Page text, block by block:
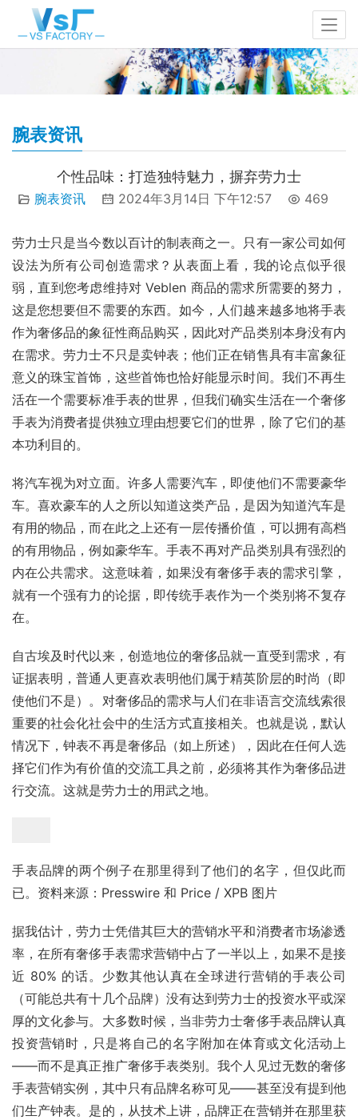
腕表资讯
个性品味：打造独特魅力，摒弃劳力士
腕表资讯 2024年3月14日 下午12:57 469
劳力士只是当今数以百计的制表商之一。只有一家公司如何
设法为所有公司创造需求？从表面上看，我的论点似乎很
弱，直到您考虑维持对 Veblen 商品的需求所需要的努力，
这是您想要但不需要的东西。如今，人们越来越多地将手表
作为奢侈品的象征性商品购买，因此对产品类别本身没有内
在需求。劳力士不只是卖钟表；他们正在销售具有丰富象征
意义的珠宝首饰，这些首饰也恰好能显示时间。我们不再生
活在一个需要标准手表的世界，但我们确实生活在一个奢侈
手表为消费者提供独立理由想要它们的世界，除了它们的基
本功利目的。
将汽车视为对立面。许多人需要汽车，即使他们不需要豪华
车。喜欢豪车的人之所以知道这类产品，是因为知道汽车是
有用的物品，而在此之上还有一层传播价值，可以拥有高档
的有用物品，例如豪华车。手表不再对产品类别具有强烈的
内在公共需求。这意味着，如果没有奢侈手表的需求引擎，
就有一个强有力的论据，即传统手表作为一个类别将不复存
在。
自古埃及时代以来，创造地位的奢侈品就一直受到需求，有
证据表明，普通人更喜欢表明他们属于精英阶层的时尚（即
使他们不是）。对奢侈品的需求与人们在非语言交流线索很
重要的社会化社会中的生活方式直接相关。也就是说，默认
情况下，钟表不再是奢侈品（如上所述），因此在任何人选
择它们作为有价值的交流工具之前，必须将其作为奢侈品进
行交流。这就是劳力士的用武之地。
手表品牌的两个例子在那里得到了他们的名字，但仅此而
已。资料来源：Presswire 和 Price / XPB 图片
据我估计，劳力士凭借其巨大的营销水平和消费者市场渗透
率，在所有奢侈手表需求营销中占了一半以上，如果不是接
近 80% 的话。少数其他认真在全球进行营销的手表公司
（可能总共有十几个品牌）没有达到劳力士的投资水平或深
厚的文化参与。大多数时候，当非劳力士奢侈手表品牌认真
投资营销时，只是将自己的名字附加在体育或文化活动上
——而不是真正推广奢侈手表类别。我个人见过无数的奢侈
手表营销实例，其中只有品牌名称可见——甚至没有提到他
们生产钟表。是的，从技术上讲，品牌正在营销并在那里获